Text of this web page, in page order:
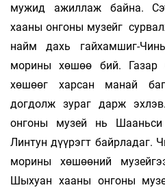
мужид ажиллаж байна.
хааны онгоны музейг
найм дахь гайхамшиг-
морины хөшөө бий.
хөшөөг харсан манай
догдолж зураг дарж
онгоны музей нь
Линтун дүүрэгт байрладаг.
морины хөшөөний
Шыхуан хааны онгоны